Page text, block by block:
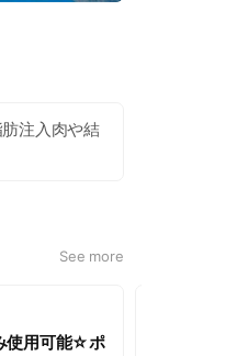
注入肉や結
See more
使用可能☆ポ